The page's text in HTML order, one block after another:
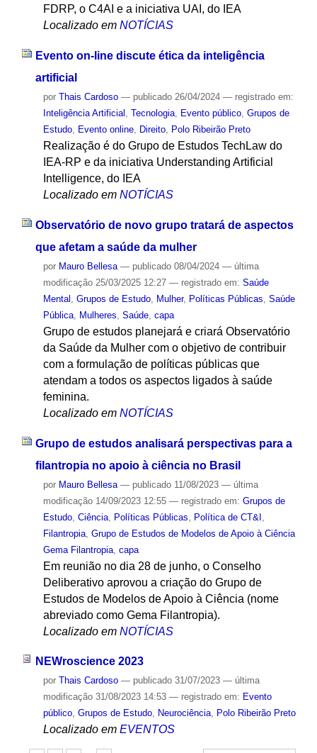
FDRP, o C4AI e a iniciativa UAI, do IEA
Localizado em NOTÍCIAS
Evento on-line discute ética da inteligência
artificial
por Thais Cardoso — publicado26/04/2024 — registrado em:
Inteligência Artificial , Tecnologia, Evento público, Grupos de
Estudo, Evento online, Direito, Polo Ribeirão Preto
Realização é do Grupo de Estudos TechLaw do
IEA-RP e da iniciativa Understanding Artificial
Intelligence, do IEA
Localizado em NOTÍCIAS
Observatório de novo grupo tratará de aspectos
que afetam a saúde da mulher
por Mauro Bellesa — publicado08/04/2024 — última
modificação25/03/2025 12:27 — registrado em: Saúde
Mental
Grupos de Estudo, Mulher, Políticas Públicas Saúde
Pública, Mulheres Saúde, capa
Grupo de estudos planejará e criará Observatório
da Saúde da Mulher com o objetivo de contribuir
com a formulação de políticas públicas que
atendam a todos os aspectos ligados à saúde
feminina.
Localizado em NOTÍCIAS
Grupo de estudos analisará perspectivas para a
filantropia no apoio à ciência no Brasil
por Mauro Bellesa — publicado11/08/2023 — última
modificação14/09/2023 12:55 — registrado em: Grupos de
Estudo, Ciência, Políticas Públicas Política de CT&I
Filantropia, Grupo de Estudos de Modelos de Apoio à Ciência
Gema Filantropia, capa
Em reunião no dia 28 de junho, o Conselho
Deliberativo aprovou a criação do Grupo de
Estudos de Modelos de Apoio à Ciência (nome
abreviado como Gema Filantropia).
Localizado em NOTÍCIAS
NEWroscience 2023
por Thais Cardoso — publicado31/07/2023 — última
modificação31/08/2023 14:53 — registrado em: Evento
público, Grupos de Estudo, Neurociência, Polo Ribeirão Preto
Localizado em EVENTOS